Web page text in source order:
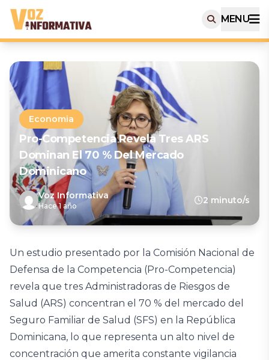
MENU
Economia
Pro-Competencia Revela Tres ARS
Dominan El 70 % Del Mercado
Dominicano
Voz Informativa
Hace 1 año
2 minuto/s
Un estudio presentado por la Comisión Nacional de
Defensa de la Competencia (Pro-Competencia)
revela que tres Administradoras de Riesgos de
Salud (ARS) concentran el 70 % del mercado del
Seguro Familiar de Salud (SFS) en la República
Dominicana, lo que representa un alto nivel de
concentración que amerita constante vigilancia